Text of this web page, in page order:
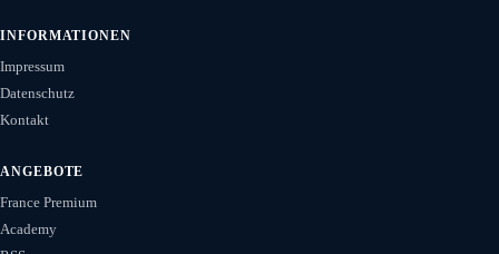
INFORMATIONEN
Impressum
Datenschutz
Kontakt
ANGEBOTE
France Premium
Academy